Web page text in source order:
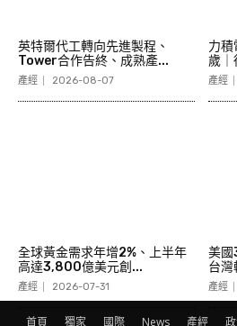
英特爾代工轉向先進製程、
Tower合作告終、成熟產...
產經 2026-08-07
力
歲｜
產經
全球黃金需求年增2%、上半年
高達3,800億美元創...
產經 2026-07-31
美國
台灣
產經
首頁 獨家 國際 News 產經